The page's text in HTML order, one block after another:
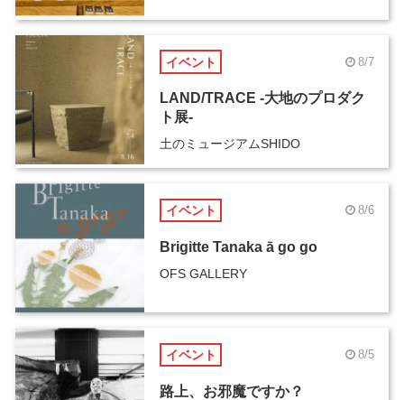
イベント 8/7
LAND/TRACE -大地のプロダク
ト展-
土のミュージアムSHIDO
イベント 8/6
Brigitte Tanaka ā go go
OFS GALLERY
イベント 8/5
路上、お邪魔ですか？